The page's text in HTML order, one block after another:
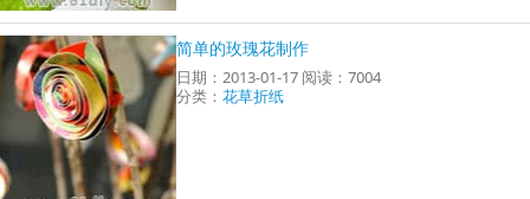
简单的玫瑰花制作
日期：2013-01-17 阅读：7004
分类：花草折纸